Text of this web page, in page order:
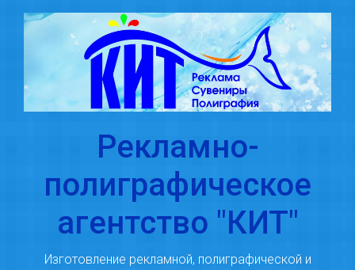
Skip to main content
Рекламно-
полиграфическое
агентство "КИТ"
Изготовление рекламной, полиграфической и